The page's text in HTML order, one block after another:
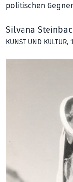
politischen
Silvana
KUNST UND KULTUR,